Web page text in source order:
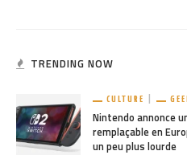
TRENDING NOW
CULTURE
Nintendo annonce
remplaçable en
un peu plus lourde